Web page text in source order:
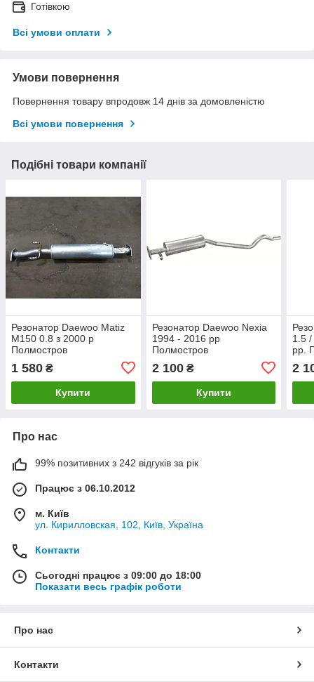
Готівкою
Всі умови оплати
Умови повернення
Повернення товару впродовж 14 днів за домовленістю
Всі умови повернення
Подібні товари компанії
Резонатор Daewoo Matiz
M150 0.8 з 2000 р
Полмостров
1 580 ₴
Купити
Резонатор Daewoo Nexia
1994 - 2016 рр
Полмостров
2 100₴
Купити
1.5
рр.
2
Про нас
99% позитивних з 242 відгуків за рік
Працює з 06.10.2012
м. Київ
ул. Кирилловская, 102, Київ, Україна
Контакти
Сьогодні працює з 09:00 до 18:00
Показати весь графік роботи
Про нас
Контакти